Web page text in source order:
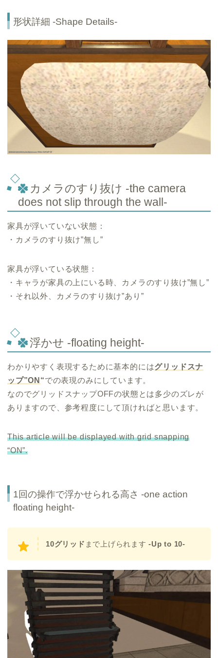
形状詳細 -Shape Details-
カメラのすり抜け -the camera
does not slip through the wall-
家具が浮いていない状態：
・カメラのすり抜け”無し”
家具が浮いている状態：
・ キャラが家具の上にいる時、カメラのすり抜け”無し”
・ それ以外、カメラのすり抜け”あり”
浮かせ -floating height-
わかりやすく表現するために基本的にはグリッドスナ
ップ”ON “での表現のみにしています。
なのでグリッドスナップOFFの状態とは多少のズレが
ありますので、参考程度にして頂ければと思います。
This article will be displayed with grid snapping
“ON”.
1回の操作で浮かせられる高さ -one action
floating height-
10グリッド まで上げられます-Up to 10-